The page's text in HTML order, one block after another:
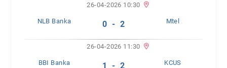
26-04-2026 10:30
NLB Banka 0 - 2 Mtel
26-04-2026 11:30
BBI Banka 1 - 2 KCUS